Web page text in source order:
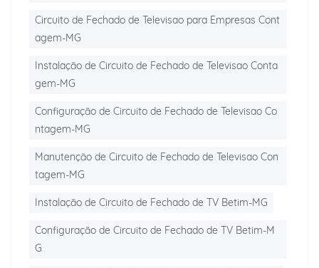
Circuito de Fechado de Televisao para Empresas Cont
agem-MG
Instalação de Circuito de Fechado de Televisao Conta
gem-MG
Configuração de Circuito de Fechado de Televisao Co
ntagem-MG
Manutenção de Circuito de Fechado de Televisao Con
tagem-MG
Instalação de Circuito de Fechado de TV Betim-MG
Configuração de Circuito de Fechado de TV Betim-M
G